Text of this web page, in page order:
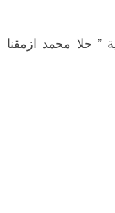
” حلا محمد ازمقنا